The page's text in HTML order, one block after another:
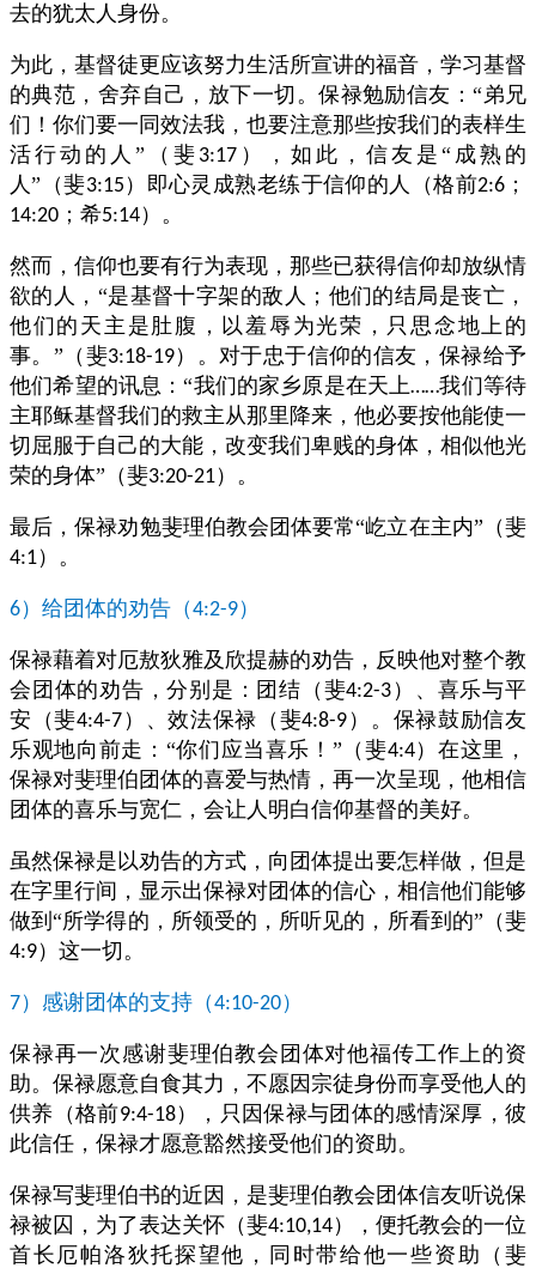
去的犹太人身份。
为此，基督徒更应该努力生活所宣讲的福音，学习基督
的典范，舍弃自己，放下一切。保禄勉励信友：“弟兄
们！你们要一同效法我，也要注意那些按我们的表样生
活行动的人”（斐 3:17 ），如此，信友是“成熟的
人”（斐3:15 ）即心灵成熟老练于信仰的人（格前2:6 ；
14:20 ；希5:14）。
然而，信仰也要有行为表现，那些已获得信仰却放纵情
欲的人，“是基督十字架的敌人；他们的结局是丧亡，
他们的天主是肚腹，以羞辱为光荣，只思念地上的
事。”（斐3:18-19）。对于忠于信仰的信友，保禄给予
他们希望的讯息：“我们的家乡原是在天上……我们等待
主耶稣基督我们的救主从那里降来，他必要按他能使一
切屈服于自己的大能，改变我们卑贱的身体，相似他光
荣的身体”（斐3:20-21）。
最后，保禄劝勉斐理伯教会团体要常“屹立在主内”（斐
4:1）。
6）给团体的劝告（4:2-9）
保禄藉着对厄敖狄雅及欣提赫的劝告，反映他对整个教
会团体的劝告，分别是：团结（斐4:2-3 ）、喜乐与平
安（斐4:4-7 ）、效法保禄（斐4:8-9 ）。保禄鼓励信友
乐观地向前走：“你们应当喜乐！”（斐4:4）在这里，
保禄对斐理伯团体的喜爱与热情，再一次呈现，他相信
团体的喜乐与宽仁，会让人明白信仰基督的美好。
虽然保禄是以劝告的方式，向团体提出要怎样做，但是
在字里行间，显示出保禄对团体的信心，相信他们能够
做到“所学得的，所领受的，所听见的，所看到的”（斐
4:9）这一切。
7）感谢团体的支持（4:10-20）
保禄再一次感谢斐理伯教会团体对他福传工作上的资
助。保禄愿意自食其力，不愿因宗徒身份而享受他人的
供养（格前9:4-18），只因保禄与团体的感情深厚，彼
此信任，保禄才愿意豁然接受他们的资助。
保禄写斐理伯书的近因，是斐理伯教会团体信友听说保
禄被囚，为了表达关怀（斐4:10,14），便托教会的一位
首长厄帕洛狄托探望他，同时带给他一些资助（斐